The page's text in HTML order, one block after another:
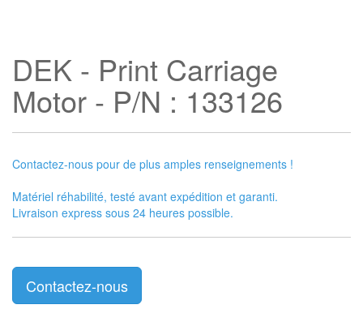
DEK - Print Carriage
Motor - P/N : 133126
Contactez-nous pour de plus amples renseignements !
Matériel réhabilité, testé avant expédition et garanti.
Livraison express sous 24 heures possible.
Contactez-nous